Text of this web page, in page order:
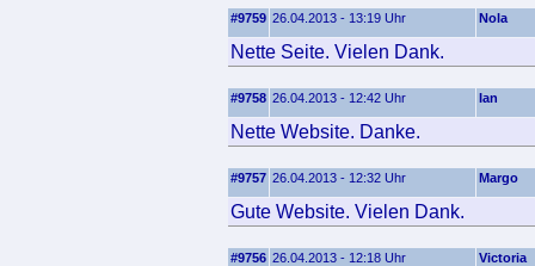
#9759 26.04.2013 - 13:19 Uhr Nola
Nette Seite. Vielen Dank.
#9758 26.04.2013 - 12:42 Uhr Ian
Nette Website. Danke.
#9757 26.04.2013 - 12:32 Uhr Margo
Gute Website. Vielen Dank.
#9756 26.04.2013 - 12:18 Uhr Victoria